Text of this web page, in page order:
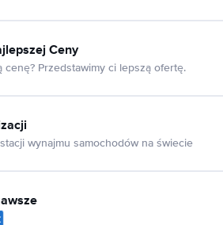
Ceny
cenę? Przedstawimy ci lepszą ofertę.
wynajmu samochodów na świecie